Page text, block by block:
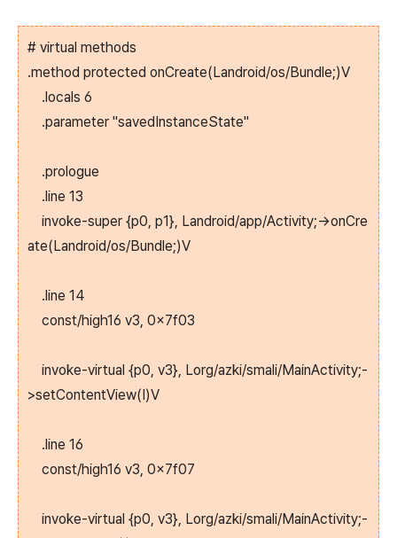
# virtual methods
.method protected onCreate(Landroid/os/Bundle;)V
.locals 6
.parameter "savedInstanceState"
.prologue
.line 13
invoke-super {p0, p1}, Landroid/app/Activity;->onCre
ate(Landroid/os/Bundle;)V
.line 14
const/high16 v3, 0x7f03
invoke-virtual {p0, v3}, Lorg/azki/smali/MainActivity;-
>setContentView(I)V
.line 16
const/high16 v3, 0x7f07
invoke-virtual {p0, v3}, Lorg/azki/smali/MainActivity;-